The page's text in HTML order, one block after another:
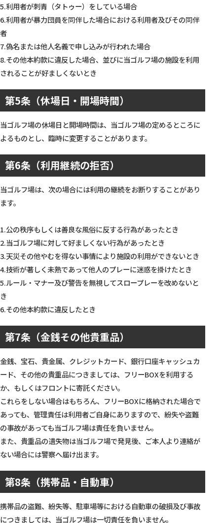
5.利用者が刺青（タトゥー）をしている場合
6.利用者が暴力団員を同伴した場合における利用者及びその同伴
者
7.偽名または他人名義で申し込みが行われた場合
8.その他本約款に違反した場合、並びに当ゴルフ場の施設を利用
されることが好ましくないとき
第5条（休場日・開場時間）
当ゴルフ場の休場日と開場時間は、当ゴルフ場の定めるところに
よるものとし、臨時に変更することがあります。
第6条（利用継続の拒否）
当ゴルフ場は、次の場合には利用の継続をお断りすることがあり
ます。
1.公の秩序もしくは善良な風俗に反する行為があったとき
2.当ゴルフ場に対して好ましくない行為があったとき
3.天災その他やむを得ない事情により施設の利用ができないとき
4.技術が著しく未熟であって他人のプレーに迷惑を掛けたとき
5.ルール・マナー及び警告を無視してスロープレーを改めないと
き
6.その他本約款に違反したとき
第7条（金銭その他貴重品）
金銭、宝石、貴金属、クレジットカード、銀行口座キャッシュカ
ード、その他の貴重品につきましては、フリーBOXを利用する
か、もしくはフロントに寄託ください。
これらをしない場合はもちろん、フリーBOXに格納された場合で
あっても、管理責任は利用者ご自身にありますので、紛失や盗難
の事故があっても当ゴルフ場は責任を負いません。
また、貴重品の遺失物は当ゴルフ場で発見後、ご本人より連絡が
ない場合には警察へ届け出ます。
第8条（携帯品・自動車）
携帯品の盗難、紛失等、駐車場等における自動車の破損及び事故
につきましては、当ゴルフ場は一切責任を負いません。